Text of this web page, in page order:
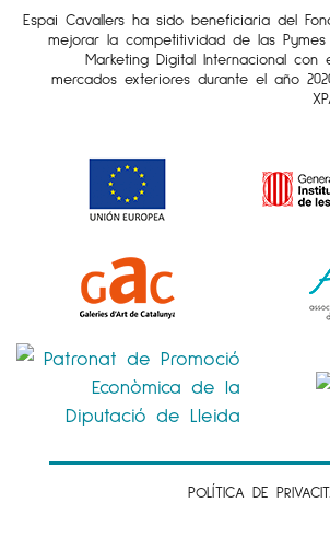
Espai Cavallers ha sido beneficiaria del
mejorar la competitividad de las
Marketing Digital Internacional
mercados exteriores durante el año
POLÍTICA DE